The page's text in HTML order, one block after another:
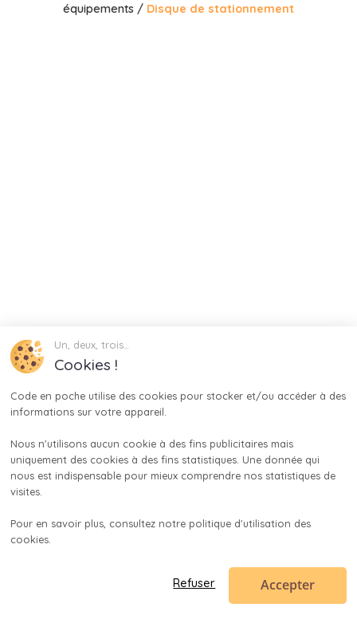
Un, deux, trois…
Cookies !
Code en poche utilise des cookies pour stocker et/ou accéder à des
informations sur votre appareil.
Nous n'utilisons aucun cookie à des fins publicitaires mais
uniquement des cookies à des fins statistiques. Une donnée qui
nous est indispensable pour mieux comprendre nos statistiques de
visites.
Pour en savoir plus, consultez notre politique d'utilisation des
cookies.
Refuser Accepter
équipements / Disque de stationnement